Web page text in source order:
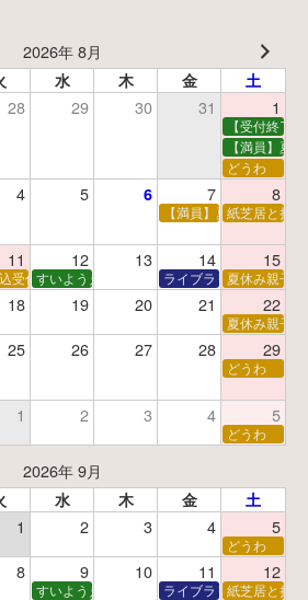
2026年 8月
水 木 金 土
28 29 30 31 1
【受付終了
【満員】夏
どうわ
4 5 6 7 8
べ学習ワークショップ 【満員】夏休み科学あ
紙芝居と折
11 12 13 14 15
込受付中】夏休みおはなし工作会
すいようえほん ライブラリーシアター
夏休み親子
18 19 20 21 22
交響楽団創立100年 夏休み親子
25 26 27 28 29
どうわ
～いおはなし会
1 2 3 4 5
どうわ
2026年 9月
水 木 金 土
1 2 3 4 5
どうわ
8 9 10 11 12
すいようえほん ライブラリーシアター
紙芝居と折